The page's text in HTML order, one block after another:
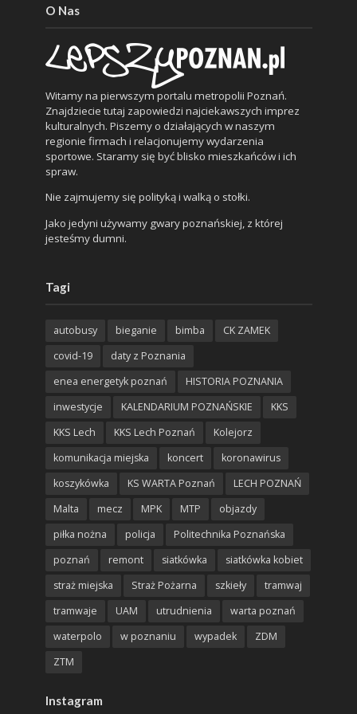
O Nas
Witamy na pierwszym portalu metropolii Poznań.
Znajdziecie tutaj zapowiedzi najciekawszych imprez
kulturalnych. Piszemy o działających w naszym
regionie firmach i relacjonujemy wydarzenia
sportowe. Staramy się być blisko mieszkańców i ich
spraw.
Nie zajmujemy się polityką i walką o stołki.
Jako jedyni używamy gwary poznańskiej, z której
jesteśmy dumni.
Tagi
autobusy bieganie bimba
CK ZAMEK
covid-19
daty z Poznania
enea energetyk poznań
HISTORIA POZNANIA
inwestycje
KALENDARIUM POZNAŃSKIE
KKS
KKS Lech
KKS Lech Poznań
Kolejorz
komunikacja miejska
koncert
koronawirus
koszykówka
KS WARTA Poznań
LECH POZNAŃ
Malta
mecz MPK MTP
objazdy
piłka nożna
policja
Politechnika Poznańska
poznań
remont siatkówka
siatkówka kobiet
straż miejska
Straż Pożarna szkieły
tramwaj
tramwaje
UAM utrudnienia
warta poznań
waterpolo
w poznaniu wypadek
ZDM
ZTM
Instagram